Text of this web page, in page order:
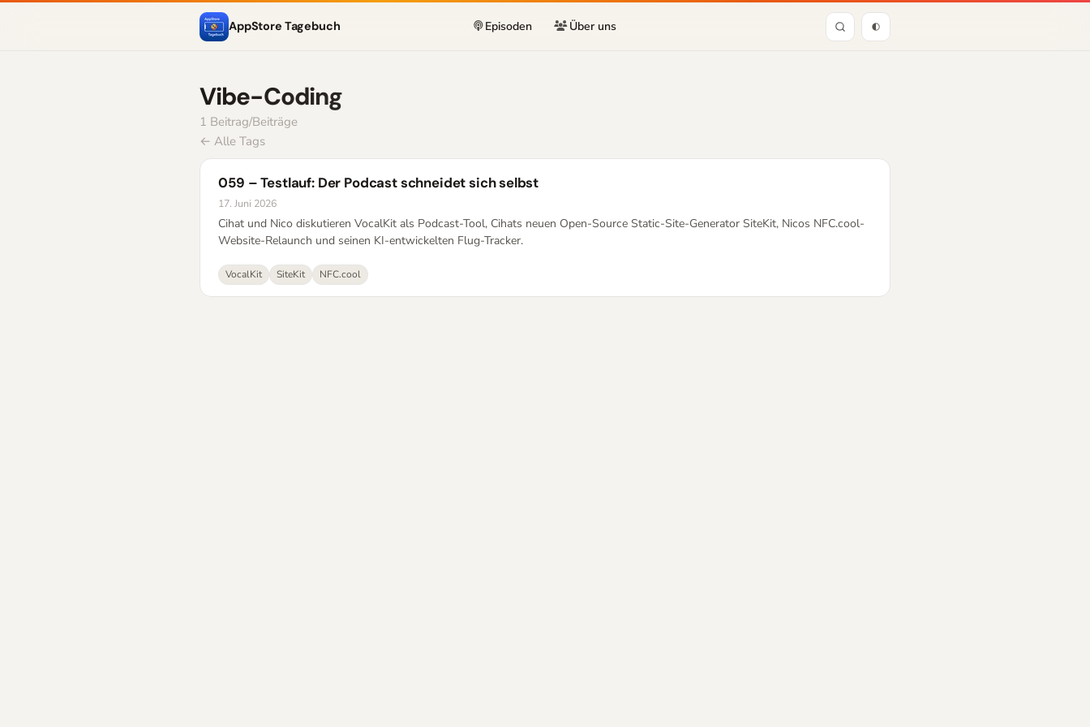
AppStore Tagebuch Episoden Über uns
Vibe-Coding
1 Beitrag/Beiträge
← Alle Tags
059 – Testlauf: Der Podcast schneidet sich selbst
17. Juni 2026
Cihat und Nico diskutieren VocalKit als Podcast-Tool, Cihats neuen Open-Source Static-Site-Generator SiteKit, Nicos NFC.cool-
Website-Relaunch und seinen KI-entwickelten Flug-Tracker.
VocalKit SiteKit NFC.cool